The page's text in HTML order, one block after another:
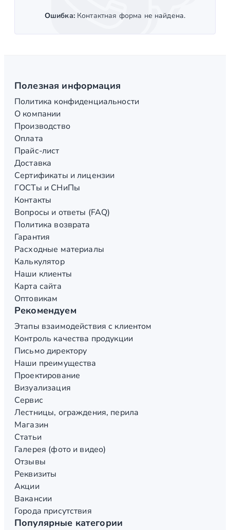
Ошибка:Контактная форма не найдена.
Полезная информация
Политика конфиденциальности
О компании
Производство
Оплата
Прайс-лист
Доставка
Сертификаты и лицензии
ГОСТы и СНиПы
Контакты
Вопросы и ответы (FAQ)
Политика возврата
Гарантия
Расходные материалы
Калькулятор
Наши клиенты
Карта сайта
Оптовикам
Рекомендуем
Этапы взаимодействия с клиентом
Контроль качества продукции
Письмо директору
Наши преимущества
Проектирование
Визуализация
Сервис
Лестницы, ограждения, перила
Магазин
Статьи
Галерея (фото и видео)
Отзывы
Реквизиты
Акции
Вакансии
Города присутствия
Популярные категории